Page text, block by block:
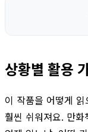
상황별 활용
이 작품을 어떻게
훨씬 쉬워져요. 만